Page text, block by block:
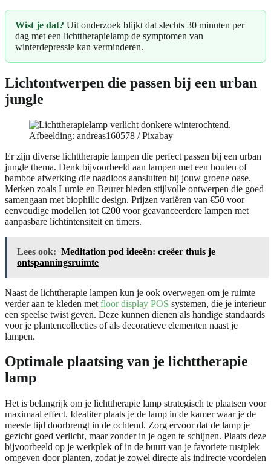
Wist je dat? Uit onderzoek blijkt dat slechts 30 minuten per
dag met een lichttherapielamp de symptomen van
winterdepressie kan verminderen.
Lichtontwerpen die passen bij een urban
jungle
Afbeelding: andreas160578 / Pixabay
Er zijn diverse lichttherapie lampen die perfect passen bij een urban
jungle thema. Denk bijvoorbeeld aan lampen met een houten of
bamboe afwerking die naadloos aansluiten bij jouw groene oase.
Merken zoals Lumie en Beurer bieden stijlvolle ontwerpen die goed
samengaan met biophilic design. Prijzen variëren van €50 voor
eenvoudige modellen tot €200 voor geavanceerdere lampen met
aanpasbare lichtintensiteit en timers.
Lees ook: Meditation pod ideeën: creëer thuis je
ontspanningsruimte
Naast de lichttherapie lampen kun je ook overwegen om je ruimte
verder aan te kleden met floor display POS systemen, die je interieur
een speelse twist geven. Deze kunnen dienen als handige standaards
voor je plantencollecties of als decoratieve elementen naast je
lampen.
Optimale plaatsing van je lichttherapie
lamp
Het is belangrijk om je lichttherapie lamp strategisch te plaatsen voor
maximaal effect. Idealiter plaats je de lamp in de kamer waar je de
meeste tijd doorbrengt in de ochtend. Zorg ervoor dat de lamp je
gezicht goed verlicht, maar zonder in je ogen te schijnen. Plaats deze
bijvoorbeeld op je werkplek of in de buurt van je favoriete rustplek
omgeven door planten, zodat je zowel directe als indirecte voordelen